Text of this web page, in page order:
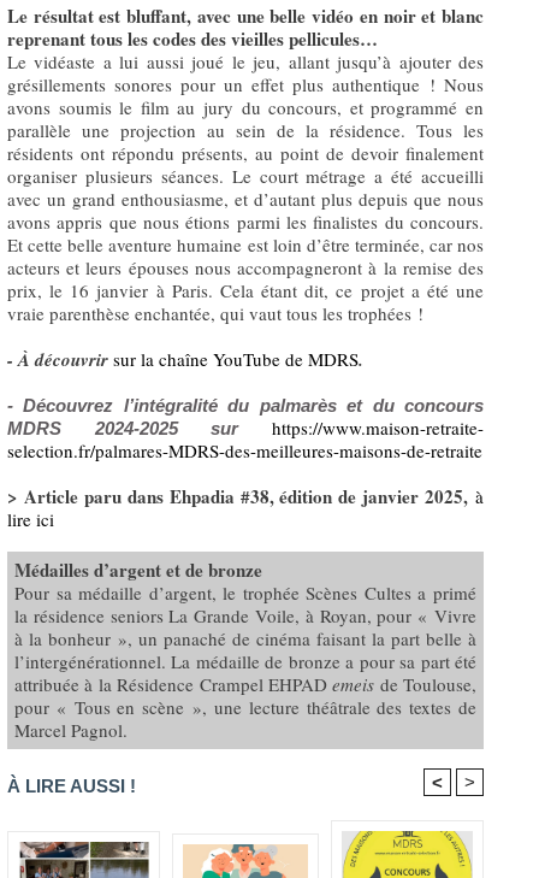
Le résultat est bluffant, avec une belle vidéo en noir et blanc
reprenant tous les codes des vieilles pellicules…
Le vidéaste a lui aussi joué le jeu, allant jusqu’à ajouter des
grésillements sonores pour un effet plus authentique ! Nous
avons soumis le film au jury du concours, et programmé en
parallèle une projection au sein de la résidence. Tous les
résidents ont répondu présents, au point de devoir finalement
organiser plusieurs séances. Le court métrage a été accueilli
avec un grand enthousiasme, et d’autant plus depuis que nous
avons appris que nous étions parmi les finalistes du concours.
Et cette belle aventure humaine est loin d’être terminée, car nos
acteurs et leurs épouses nous accompagneront à la remise des
prix, le 16 janvier à Paris. Cela étant dit, ce projet a été une
vraie parenthèse enchantée, qui vaut tous les trophées !
- À découvrir sur la chaîne YouTube de MDRS.
- Découvrez l’intégralité du palmarès et du concours
MDRS 2024-2025 sur https://www.maison-retraite-
selection.fr/palmares-MDRS-des-meilleures-maisons-de-retraite
> Article paru dans Ehpadia #38, édition de janvier 2025, à
lire ici
Médailles d’argent et de bronze
Pour sa médaille d’argent, le trophée Scènes Cultes a primé
la résidence seniors La Grande Voile, à Royan, pour « Vivre
à la bonheur », un panaché de cinéma faisant la part belle à
l’intergénérationnel. La médaille de bronze a pour sa part été
attribuée à la Résidence Crampel EHPADemeis de Toulouse,
pour « Tous en scène », une lecture théâtrale des textes de
Marcel Pagnol.
À LIRE AUSSI ! < >